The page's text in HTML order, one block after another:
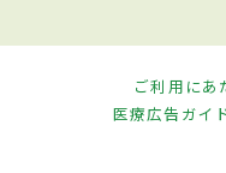
ご利用にあ
医療広告ガイ